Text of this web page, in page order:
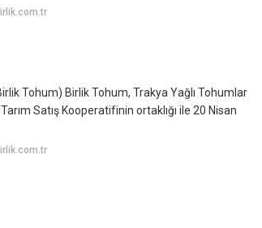
Tohum) Birlik Tohum, Trakya Yağlı Tohumlar
Satış Kooperatifinin ortaklığı ile 20 Nisan